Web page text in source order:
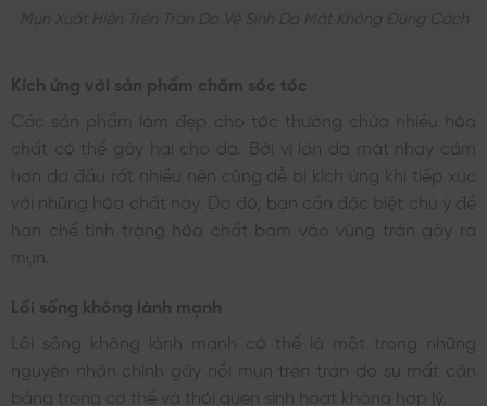
Mụn Xuất Hiện Trên Trán Do Vệ Sinh Da Mặt Không Đúng Cách
Kích ứng với sản phẩm chăm sóc tóc
Các sản phẩm làm đẹp cho tóc thường chứa nhiều hóa
chất có thể gây hại cho da. Bởi vì làn da mặt nhạy cảm
hơn da đầu rất nhiều nên cũng dễ bị kích ứng khi tiếp xúc
với những hóa chất này. Do đó, bạn cần đặc biệt chú ý để
hạn chế tình trạng hóa chất bám vào vùng trán gây ra
mụn.
Lối sống không lành mạnh
Lối sống không lành mạnh có thể là một trong những
nguyên nhân chính gây nổi mụn trên trán do sự mất cân
bằng trong cơ thể và thói quen sinh hoạt không hợp lý.